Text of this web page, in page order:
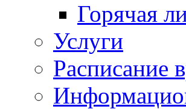
Горячая
Услуги
Расписание